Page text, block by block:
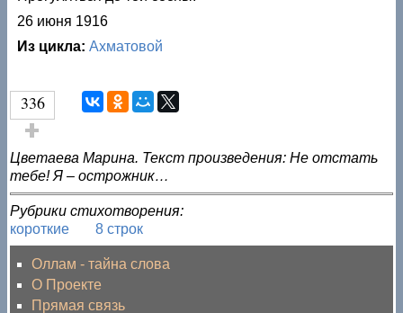
26 июня 1916
Из цикла:Ахматовой
336
Голос за!
Цветаева Марина. Текст произведения: Не отстать
тебе! Я – острожник…
Рубрики стихотворения:
короткие
8 строк
Оллам - тайна слова
О Проекте
Прямая связь